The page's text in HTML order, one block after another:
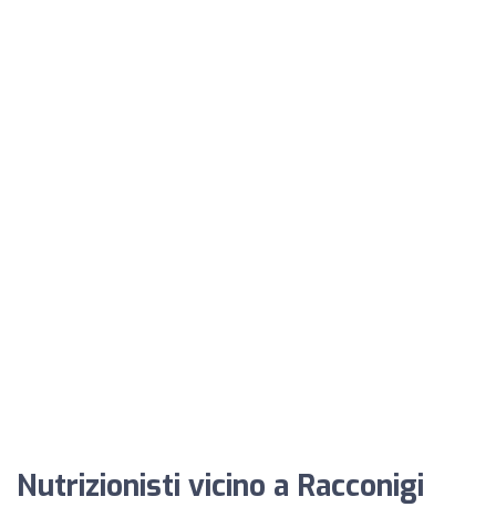
Nutrizionisti vicino a Racconigi